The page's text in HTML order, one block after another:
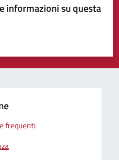
informazioni su questa
su 5
5
frequenti